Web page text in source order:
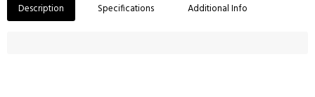
Description Specifications Additional Info